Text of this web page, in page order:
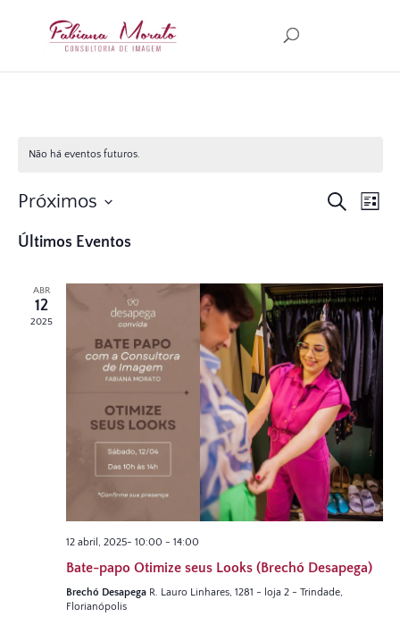
Não há eventos futuros.
Pesquisa
visuais
de
Eventos
Procurar
eventosdo
Lista
Próximos
a
Últimos Eventos
ABR
12
2025
12 abril, 2025- 10:00 - 14:00
Bate-papo Otimize seus Looks (Brechó Desapega)
Brechó Desapega R. Lauro Linhares, 1281 - loja 2 - Trindade,
Florianópolis